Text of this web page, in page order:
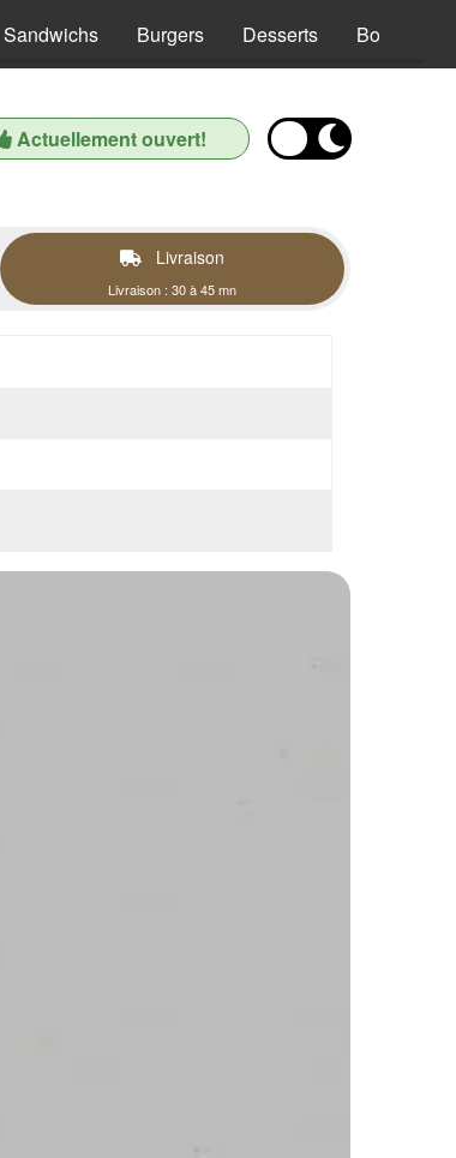
Sandwichs Burgers Desserts Boissons
Actuellement ouvert!
Livraison
Livraison : 30 à 45 mn